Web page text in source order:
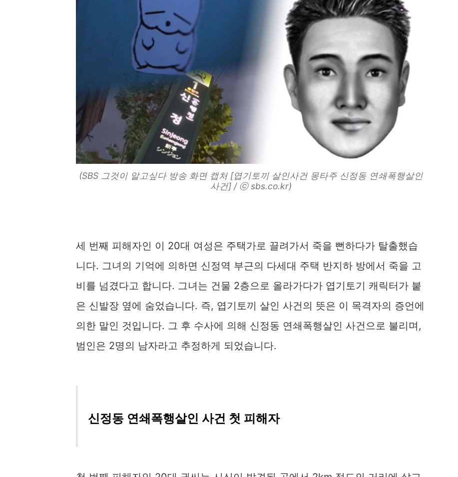
(SBS 그것이 알고싶다 방송 화면 캡처 [엽기토끼 살인사건 몽타주 신정동 연쇄폭행살인
사건] / ⓒ sbs.co.kr)
세 번째 피해자인 이 20대 여성은 주택가로 끌려가서 죽을 뻔하다가 탈출했습
니다. 그녀의 기억에 의하면 신정역 부근의 다세대 주택 반지하 방에서 죽을 고
비를 넘겼다고 합니다. 그녀는 건물 2층으로 올라가다가 엽기토기 캐릭터가 붙
은 신발장 옆에 숨었습니다. 즉, 엽기토끼 살인 사건의 뜻은 이 목격자의 증언에
의한 말인 것입니다. 그 후 수사에 의해 신정동 연쇄폭행살인 사건으로 불리며,
범인은 2명의 남자라고 추정하게 되었습니다.
신정동 연쇄폭행살인 사건 첫 피해자